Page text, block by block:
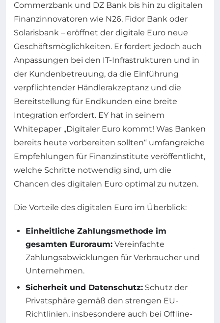
Commerzbank und DZ Bank bis hin zu digitalen
Finanzinnovatoren wie N26, Fidor Bank oder
Solarisbank – eröffnet der digitale Euro neue
Geschäftsmöglichkeiten. Er fordert jedoch auch
Anpassungen bei den IT-Infrastrukturen und in
der Kundenbetreuung, da die Einführung
verpflichtender Händlerakzeptanz und die
Bereitstellung für Endkunden eine breite
Integration erfordert. EY hat in seinem
Whitepaper „Digitaler Euro kommt! Was Banken
bereits heute vorbereiten sollten“ umfangreiche
Empfehlungen für Finanzinstitute veröffentlicht,
welche Schritte notwendig sind, um die
Chancen des digitalen Euro optimal zu nutzen.
Die Vorteile des digitalen Euro im Überblick:
Einheitliche Zahlungsmethode im
gesamten Euroraum: Vereinfachte
Zahlungsabwicklungen für Verbraucher und
Unternehmen.
Sicherheit und Datenschutz: Schutz der
Privatsphäre gemäß den strengen EU-
Richtlinien, insbesondere auch bei Offline-